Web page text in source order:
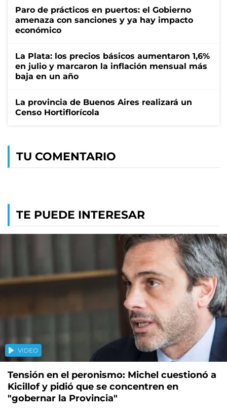
Paro de prácticos en puertos: el Gobierno
amenaza con sanciones y ya hay impacto
económico
La Plata: los precios básicos aumentaron 1,6%
en julio y marcaron la inflación mensual más
baja en un año
La provincia de Buenos Aires realizará un
Censo Hortiflorícola
TU COMENTARIO
TE PUEDE INTERESAR
VIDEO
Tensión en el peronismo: Michel cuestionó a
Kicillof y pidió que se concentren en
"gobernar la Provincia"